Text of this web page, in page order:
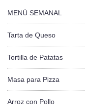
MENÚ SEMANAL
Tarta de Queso
Tortilla de Patatas
Masa para Pizza
Arroz con Pollo